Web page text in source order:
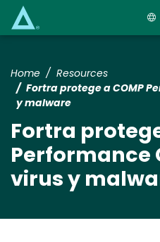
Home
Resources
Fortra protege a COMP
y malware
Fortra
Performance
virus y